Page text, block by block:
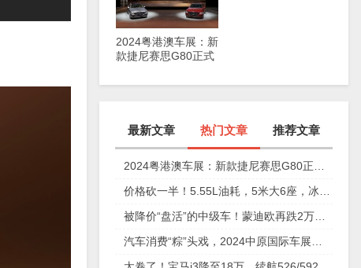
2024粤港澳车展：新
款捷尼赛思G80正式
最新文章 热门文章 推荐文章